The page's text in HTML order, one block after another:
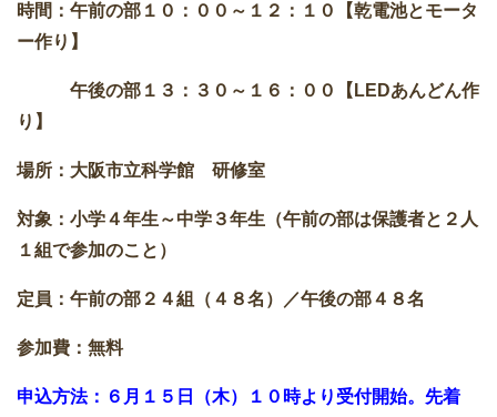
時間：午前の部１０：００～１２：１０【乾電池とモータ
ー作り】
午後の部１３：３０～１６：００【LEDあんどん作
り】
場所：大阪市立科学館 研修室
対象：小学４年生～中学３年生（午前の部は保護者と２人
１組で参加のこと）
定員：午前の部２４組（４８名）／午後の部４８名
参加費：無料
申込方法：６月１５日（木）１０時より受付開始。先着